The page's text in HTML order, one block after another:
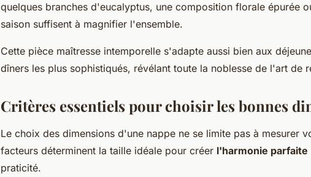
quelques branches d'eucalyptus, une composition florale épurée
saison suffisent à magnifier l'ensemble.
Cette pièce maîtresse intemporelle s'adapte aussi bien aux
dîners les plus sophistiqués, révélant toute la noblesse de l'art de
Critères essentiels pour choisir les bonnes
Le choix des dimensions d'une nappe ne se limite pas à mesurer
facteurs déterminent la taille idéale pour créer l'harmonie parfaite
praticité.